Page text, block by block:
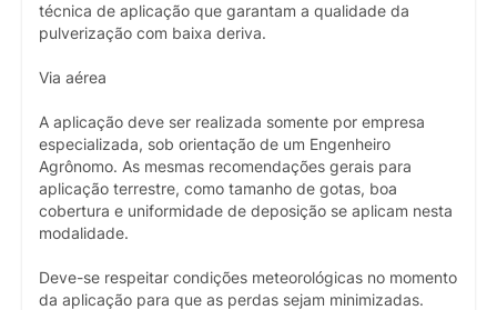
técnica de aplicação que garantam a qualidade da
pulverização com baixa deriva.
Via aérea
A aplicação deve ser realizada somente por empresa
especializada, sob orientação de um Engenheiro
Agrônomo. As mesmas recomendações gerais para
aplicação terrestre, como tamanho de gotas, boa
cobertura e uniformidade de deposição se aplicam nesta
modalidade.
Deve-se respeitar condições meteorológicas no momento
da aplicação para que as perdas sejam minimizadas.